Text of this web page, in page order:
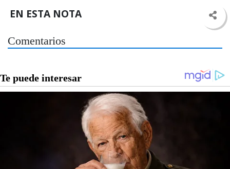
EN ESTA NOTA
Comentarios